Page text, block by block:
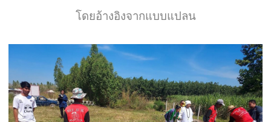
โดยอ้างอิงจากแบบแปลน